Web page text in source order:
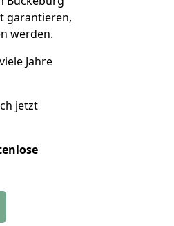
garantieren,
werden.
Jahre
jetzt